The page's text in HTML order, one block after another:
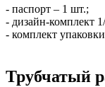
- паспорт – 1 шт.;
- дизайн-комплект
- комплект
Трубчатый